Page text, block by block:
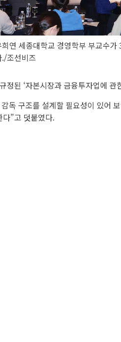
희연 세종대학교 경영학부 부교수
./조선비즈
된 ‘자본시장과 금융투자업에
독 구조를 설계할 필요성이 있어
”고 덧붙였다.